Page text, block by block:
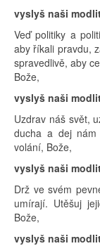
vyslyš naši
Veď politiky a
aby říkali pravdu,
spravedlivě, aby
Bože,
vyslyš naši
Uzdrav náš svět,
ducha a dej
volání, Bože,
vyslyš naši
Drž ve svém
umírají. Utěšuj
Bože,
vyslyš naši